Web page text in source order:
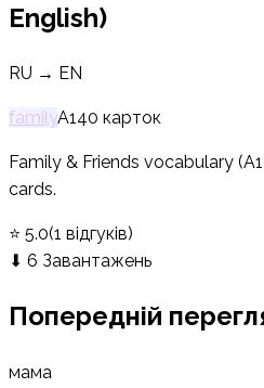
English)
RU → EN
familyA140 карток
Family & Friends vocabulary
cards.
⭐ 5.0(1 відгуків)
⬇ 6 Завантажень
Попередній
мама